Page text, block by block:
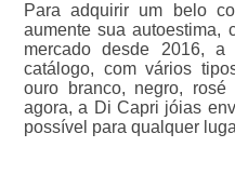
Para adquirir um belo
aumente sua autoestima,
mercado desde 2016,
catálogo, com vários
ouro branco, negro,
agora, a Di Capri jóias
possível para qualquer